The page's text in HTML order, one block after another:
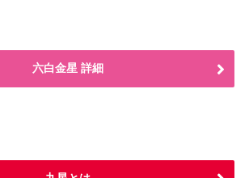
六白金星 詳細